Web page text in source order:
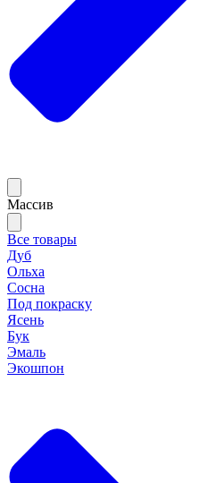
Массив
Все товары
Дуб
Ольха
Сосна
Под покраску
Ясень
Бук
Эмаль
Экошпон